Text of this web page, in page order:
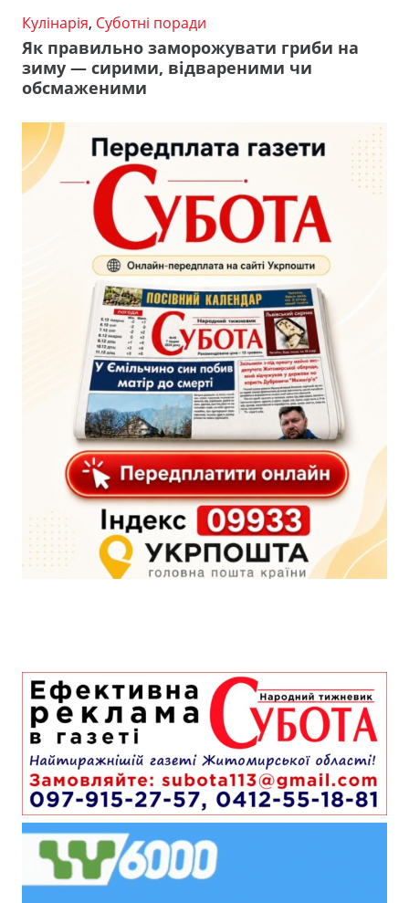
Кулінарія, Суботні поради
Як правильно заморожувати гриби на
зиму — сирими, відвареними чи
обсмаженими